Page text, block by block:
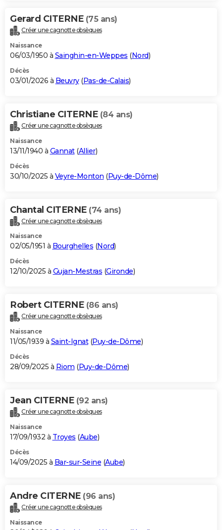
Gerard CITERNE (75 ans)
Créer une cagnotte obsèques
Naissance
06/03/1950 à Sainghin-en-Weppes (Nord)
Décès
03/01/2026 à Beuvry(Pas-de-Calais)
Christiane CITERNE (84 ans)
Créer une cagnotte obsèques
Naissance
13/11/1940 à Gannat(Allier)
Décès
30/10/2025 à Veyre-Monton (Puy-de-Dôme)
Chantal CITERNE (74 ans)
Créer une cagnotte obsèques
Naissance
02/05/1951 à Bourghelles (Nord)
Décès
12/10/2025 à Gujan-Mestras (Gironde)
Robert CITERNE (86 ans)
Créer une cagnotte obsèques
Naissance
11/05/1939 à Saint-Ignat(Puy-de-Dôme)
Décès
28/09/2025 à Riom (Puy-de-Dôme)
Jean CITERNE (92 ans)
Créer une cagnotte obsèques
Naissance
17/09/1932 à Troyes (Aube)
Décès
14/09/2025 à Bar-sur-Seine (Aube)
Andre CITERNE (96 ans)
Créer une cagnotte obsèques
Naissance